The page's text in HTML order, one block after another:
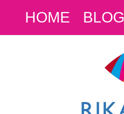
HOME BLOG